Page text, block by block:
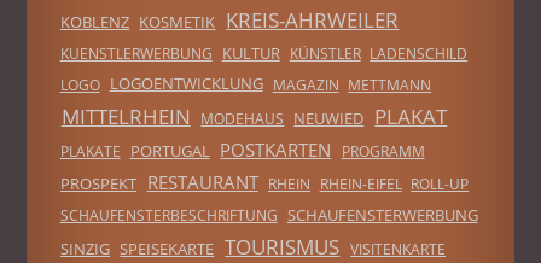
KOBLENZ KOSMETIK KREIS-AHRWEILER
KUENSTLERWERBUNG KULTUR KÜNSTLER LADENSCHILD
LOGO
LOGOENTWICKLUNG MAGAZIN METTMANN
MITTELRHEIN MODEHAUS NEUWIED PLAKAT
PLAKATE PORTUGAL POSTKARTEN PROGRAMM
PROSPEKT RESTAURANT RHEIN RHEIN-EIFEL ROLL-UP
SCHAUFENSTERBESCHRIFTUNG SCHAUFENSTERWERBUNG
SINZIG SPEISEKARTE TOURISMUS VISITENKARTE